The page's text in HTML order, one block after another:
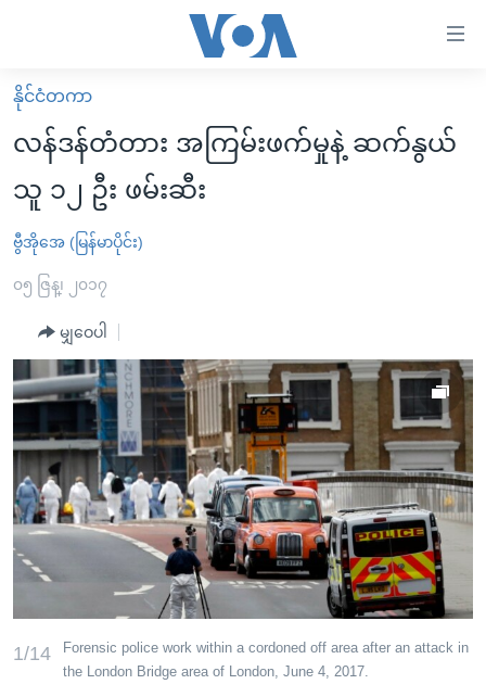
လွယ်ကူ
စေ
Link
များ
ပင်မ
ကျော်
ကြည့်
ရန်
ပင်မ
အ
ညွန်း
စာမျက်နှာ
မူလစာမျက်နှာ
မြန်မာ
ကမ္ဘာ့သတင်းများ
နိုင်ငံတကာ
အမေရိကန်
အစ္စရေး-ပါလက်စတိုင်း
ဗွီဒီယို
သတင်းလွတ်လပ်ခွင့်
အင်္ဂလိပ်စာလေ့လာမယ်
အမေရိကန်သုံးအီဒီယံ
မကြေးမုံရဲ့ အင်္ဂလိပ်စာ
ရုပ်ရှင်ထဲက အင်္ဂလိပ်စာ
သုတပဒေသာ အင်္ဂလိပ်စာ
အပတ်စဉ်ကဏ္ဍများ
တီဗွီ
ရေဒီယိုနှင့်ရုပ်သံ အချက်အလက်များ
ရေဒီယို/တီဗွီအစီအစဉ်
Learning English
ဗွီအိုအေ လူမှုကွန်ယက်များ
ဘာသာစကားများ
နိုင်ငံတကာ
လန်ဒန်တံတား အကြမ်းဖက်မှုနဲ့ ဆက်နွယ်
သူ ၁၂ ဦး ဖမ်းဆီး
ဗွီအိုအေ (မြန်မာပိုင်း)
၀၅ ဇြန္၊ ၂၀၁၇
မျှဝေပါ
1/14
Forensic police work within a cordoned off area after an attack in
the London Bridge area of London, June 4, 2017.